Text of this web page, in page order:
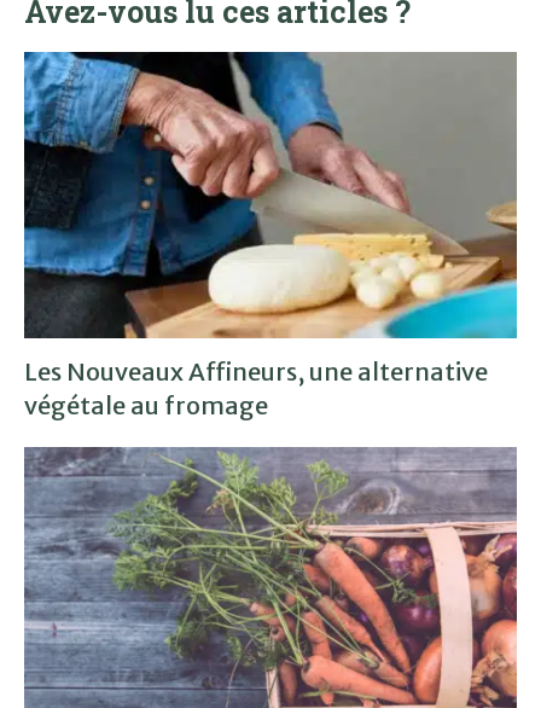
Avez-vous lu ces articles ?
Les Nouveaux Affineurs, une alternative
végétale au fromage